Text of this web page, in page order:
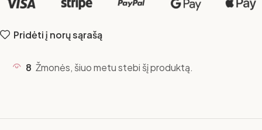
Pridėti į norų sąrašą
8 Žmonės, šiuo metu stebi šį produktą.